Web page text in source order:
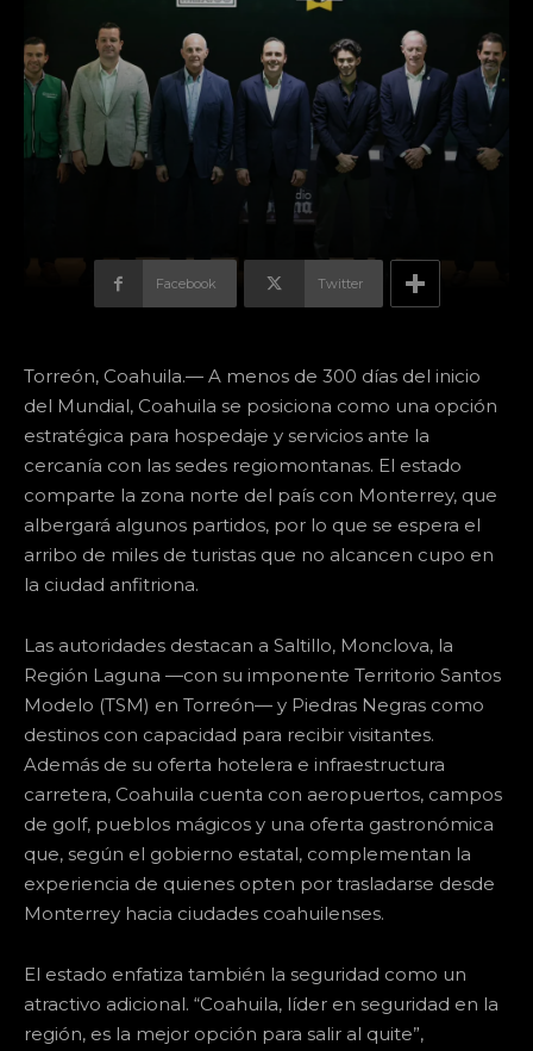
Facebook Twitter
Torreón, Coahuila.— A menos de 300 días del inicio
del Mundial, Coahuila se posiciona como una opción
estratégica para hospedaje y servicios ante la
cercanía con las sedes regiomontanas. El estado
comparte la zona norte del país con Monterrey, que
albergará algunos partidos, por lo que se espera el
arribo de miles de turistas que no alcancen cupo en
la ciudad anfitriona.
Las autoridades destacan a Saltillo, Monclova, la
Región Laguna —con su imponente Territorio Santos
Modelo (TSM) en Torreón— y Piedras Negras como
destinos con capacidad para recibir visitantes.
Además de su oferta hotelera e infraestructura
carretera, Coahuila cuenta con aeropuertos, campos
de golf, pueblos mágicos y una oferta gastronómica
que, según el gobierno estatal, complementan la
experiencia de quienes opten por trasladarse desde
Monterrey hacia ciudades coahuilenses.
El estado enfatiza también la seguridad como un
atractivo adicional. “Coahuila, líder en seguridad en la
región, es la mejor opción para salir al quite”,